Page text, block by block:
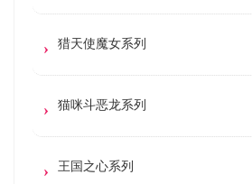
猎天使魔女系列
猫咪斗恶龙系列
王国之心系列